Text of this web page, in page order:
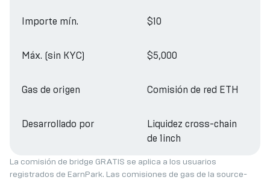
Importe mín. $10
Máx. (sin KYC) $5,000
Gas de origen Comisión de red ETH
Desarrollado por
Liquidez cross-chain
de 1inch
La comisión de bridge GRATIS se aplica a los usuarios
registrados de EarnPark. Las comisiones de gas de la source-